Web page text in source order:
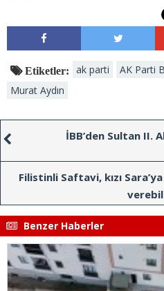
Etiketler: ak parti AK Parti
Murat Aydın
İBB’den Sultan II.
Filistinli Saftavi, kızı
Benzer Haberler